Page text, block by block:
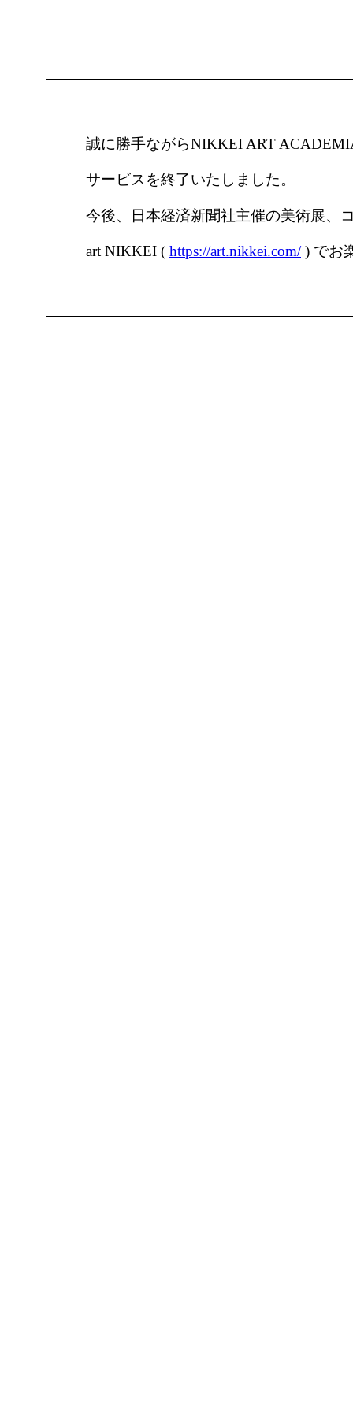
誠に勝手ながらNIKKEI ART
サービスを終了いたしました。
今後、日本経済新聞社主催の美術展、
art NIKKEI ( https://art.nikkei.com/) でお